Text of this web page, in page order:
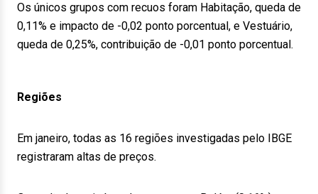
Os únicos grupos com recuos foram Habitação, queda de
0,11% e impacto de -0,02 ponto porcentual, e Vestuário,
queda de 0,25%, contribuição de -0,01 ponto porcentual.
Regiões
Em janeiro, todas as 16 regiões investigadas pelo IBGE
registraram altas de preços.